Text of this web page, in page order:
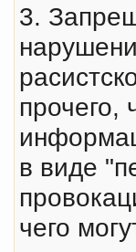
3.
в виде
чего